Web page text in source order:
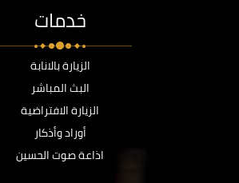
خدمات
الزيارة بالانابة
البث المباشر
الزيارة الافتراضية
أوراد وأذكار
اذاعة صوت الحسين